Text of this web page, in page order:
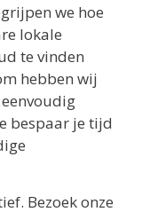
we hoe
lokale
te vinden
hebben wij
bespaar je tijd
Bezoek onze